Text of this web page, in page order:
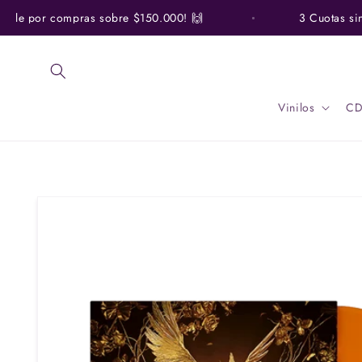
directamente
al contenido
por compras sobre $150.000! 🙌 3 Cuotas sin
Vinilos